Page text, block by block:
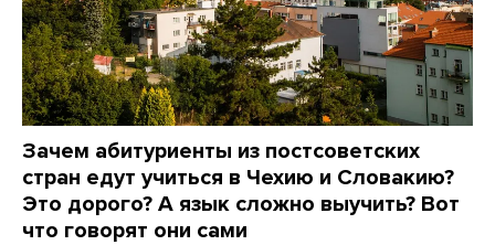
Зачем абитуриенты из постсоветских
стран едут учиться в Чехию и Словакию?
Это дорого? А язык сложно выучить? Вот
что говорят они сами